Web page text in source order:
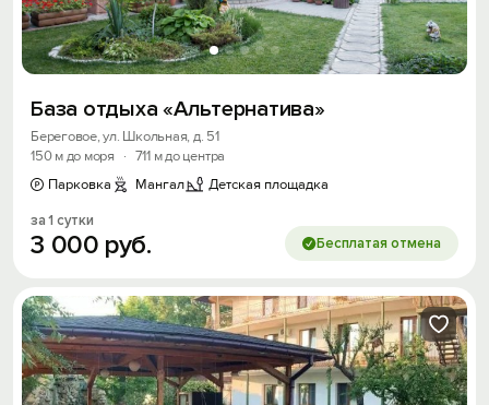
База отдыха «Альтернатива»
Береговое, ул. Школьная, д. 51
150 м до моря
· 711 м до центра
Парковка
Мангал Детская площадка
за 1 сутки
3 000 руб. Бесплатая отмена
Вход на сайт
Войти илиЗарегистрироваться
Войти
Войти с помощью